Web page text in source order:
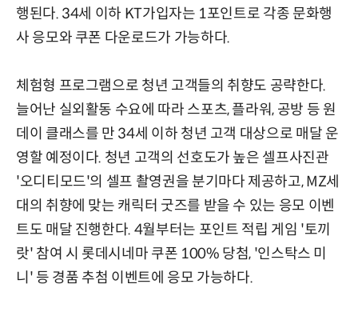
행된다. 34세 이하 KT가입자는 1포인트로 각종 문화행
사 응모와 쿠폰 다운로드가 가능하다.
체험형 프로그램으로 청년 고객들의 취향도 공략한다.
늘어난 실외활동 수요에 따라 스포츠, 플라워, 공방 등 원
데이 클래스를 만 34세 이하 청년 고객 대상으로 매달 운
영할 예정이다. 청년 고객의 선호도가 높은 셀프사진관
'오디티모드'의 셀프 촬영권을 분기마다 제공하고, MZ세
대의 취향에 맞는 캐릭터 굿즈를 받을 수 있는 응모 이벤
트도 매달 진행한다. 4월부터는 포인트 적립 게임 '토끼
랏' 참여 시 롯데시네마 쿠폰 100% 당첨, '인스탁스 미
니' 등 경품 추첨 이벤트에 응모 가능하다.